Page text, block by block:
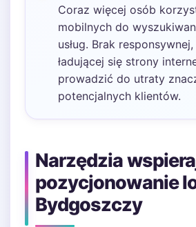
Coraz więcej osób
mobilnych do
usług. Brak
ładującej się strony
prowadzić do utraty
potencjalnych klientów.
Narzędzia
pozycjonowanie
Bydgoszczy